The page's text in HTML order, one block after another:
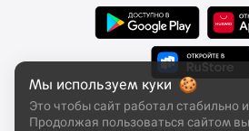
Мы используем куки
Это чтобы сайт работал стабильно
Продолжая пользоваться сайтом